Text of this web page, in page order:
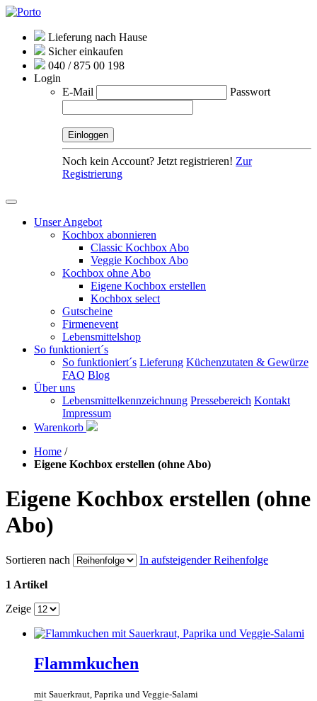
Lieferung nach Hause
Sicher einkaufen
040 / 875 00 198
Login
E-Mail
Passwort
Noch kein Account? Jetzt registrieren! Zur
Registrierung
Unser Angebot
Kochbox abonnieren
Classic Kochbox Abo
Veggie Kochbox Abo
Kochbox ohne Abo
Eigene Kochbox erstellen
Kochbox select
Gutscheine
Firmenevent
Lebensmittelshop
So funktioniert´s
So funktioniert´s Lieferung Küchenzutaten & Gewürze
FAQ Blog
Über uns
Lebensmittelkennzeichnung Pressebereich Kontakt
Impressum
Warenkorb
Home /
Eigene Kochbox erstellen (ohne Abo)
Eigene Kochbox erstellen (ohne
Abo)
Sortieren nach In aufsteigender Reihenfolge
1 Artikel
Zeige
Flammkuchen
mit Sauerkraut, Paprika und Veggie-Salami